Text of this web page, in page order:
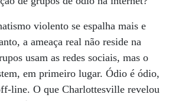
violento se espalha mais e
a ameaça real não reside na
usam as redes sociais, mas o
em primeiro lugar. Ódio é ódio,
line. O que Charlottesville revelou